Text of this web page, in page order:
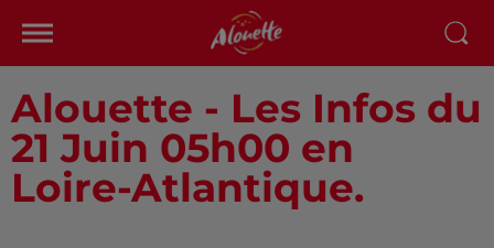
Alouette - Les Infos du
21 Juin 05h00 en
Loire-Atlantique.